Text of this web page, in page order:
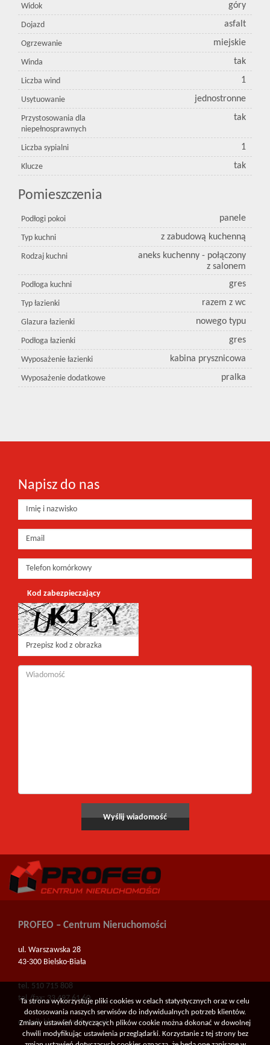
Widok góry
Dojazd asfalt
Ogrzewanie miejskie
Winda tak
Liczba wind 1
Usytuowanie jednostronne
Przystosowania dla
niepełnosprawnych
tak
Liczba sypialni 1
Klucze tak
Pomieszczenia
Podłogi pokoi panele
Typ kuchni z zabudową kuchenną
Rodzaj kuchni
aneks kuchenny - połączony
z salonem
Podłoga kuchni gres
Typ łazienki razem z wc
Glazura łazienki nowego typu
Podłoga łazienki gres
Wyposażenie łazienki kabina prysznicowa
Wyposażenie dodatkowe pralka
Napisz do nas
Kod zabezpieczający
PROFEO – Centrum Nieruchomości
ul. Warszawska 28
43-300 Bielsko-Biała
tel. 510 715 808
tel./fax: 33 497 61 60
e-mail: biuro@profeocn.pl
Ta strona wykorzystuje pliki cookies w celach statystycznych oraz w celu
dostosowania naszych serwisów do indywidualnych potrzeb klientów.
Zmiany ustawień dotyczących plików cookie można dokonać w dowolnej
chwili modyfikując ustawienia przeglądarki. Korzystanie z tej strony bez